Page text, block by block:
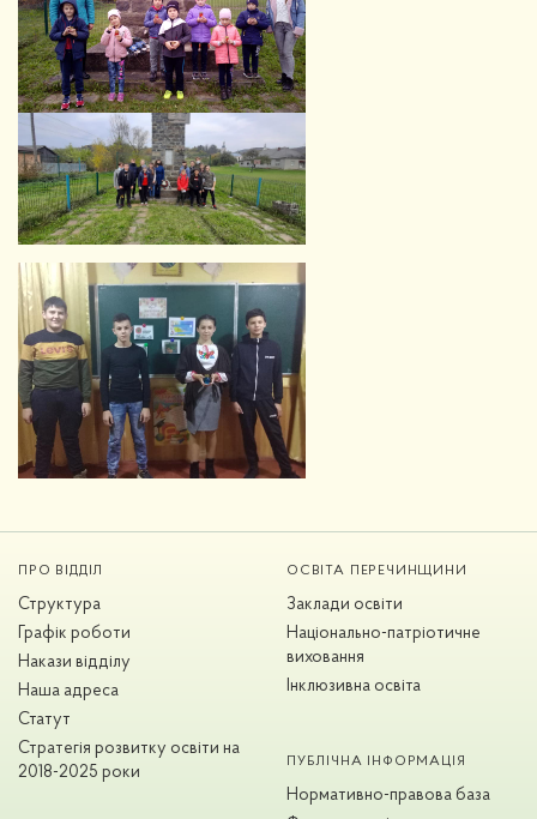
ПРО ВІДДІЛ
Структура
Графік роботи
Накази відділу
Наша адреса
Статут
Стратегія розвитку освіти на
2018-2025 роки
ОСВІТА ПЕРЕЧИНЩИНИ
Заклади освіти
Національно-патріотичне
виховання
Інклюзивна освіта
ПУБЛІЧНА ІНФОРМАЦІЯ
Нормативно-правова база